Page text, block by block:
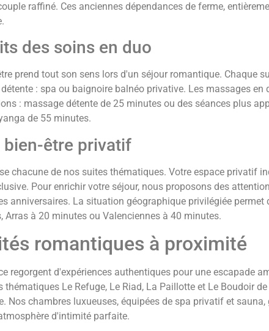
raffiné. Ces anciennes dépendances de ferme,
des soins en duo
prend tout son sens lors d'un séjour romantique. Chaque
: spa ou baignoire balnéo privative. Les massages en
: massage détente de 25 minutes ou des séances plus
de 55 minutes.
bien-être privatif
chacune de nos suites thématiques. Votre espace privatif
Pour enrichir votre séjour, nous proposons des
anniversaires. La situation géographique privilégiée
Arras à 20 minutes ou Valenciennes à 40 minutes.
romantiques à proximité
regorgent d'expériences authentiques pour une escapade
thématiques Le Refuge, Le Riad, La Paillotte et Le Boudoir
Nos chambres luxueuses, équipées de spa privatif et
d'intimité parfaite.